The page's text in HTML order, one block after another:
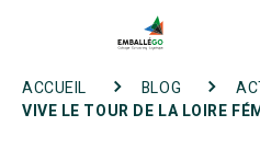
ACCUEIL BLOG
VIVE LE TOUR DE LA LOIRE